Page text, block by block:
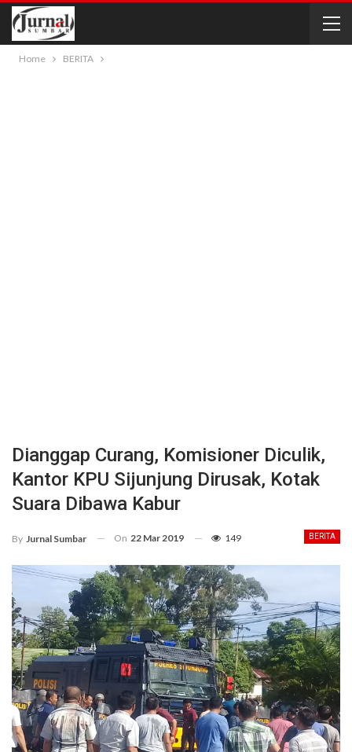
Home BERITA
Dianggap Curang, Komisioner Diculik,
Kantor KPU Sijunjung Dirusak, Kotak
Suara Dibawa Kabur
BERITA
By Jurnal Sumbar On 22 Mar 2019 149